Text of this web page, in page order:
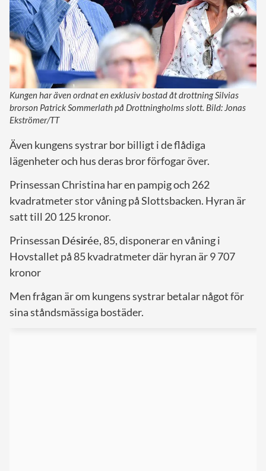
Kungen har även ordnat en exklusiv bostad åt drottning Silvias
brorson Patrick Sommerlath på Drottningholms slott. Bild: Jonas
Ekströmer/TT
Även kungens systrar bor billigt i de flådiga
lägenheter och hus deras bror förfogar över.
Prinsessan Christina har en pampig och 262
kvadratmeter stor våning på Slottsbacken. Hyran är
satt till 20 125 kronor.
Prinsessan Désirée, 85, disponerar en våning i
Hovstallet på 85 kvadratmeter där hyran är 9 707
kronor
Men frågan är om kungens systrar betalar något för
sina ståndsmässiga bostäder.